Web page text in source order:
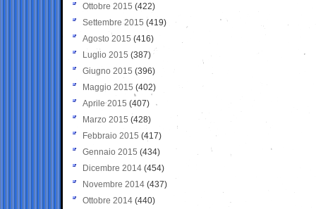
Ottobre 2015 (422)
Settembre 2015 (419)
Agosto 2015 (416)
Luglio 2015 (387)
Giugno 2015 (396)
Maggio 2015 (402)
Aprile 2015 (407)
Marzo 2015 (428)
Febbraio 2015 (417)
Gennaio 2015 (434)
Dicembre 2014 (454)
Novembre 2014 (437)
Ottobre 2014 (440)